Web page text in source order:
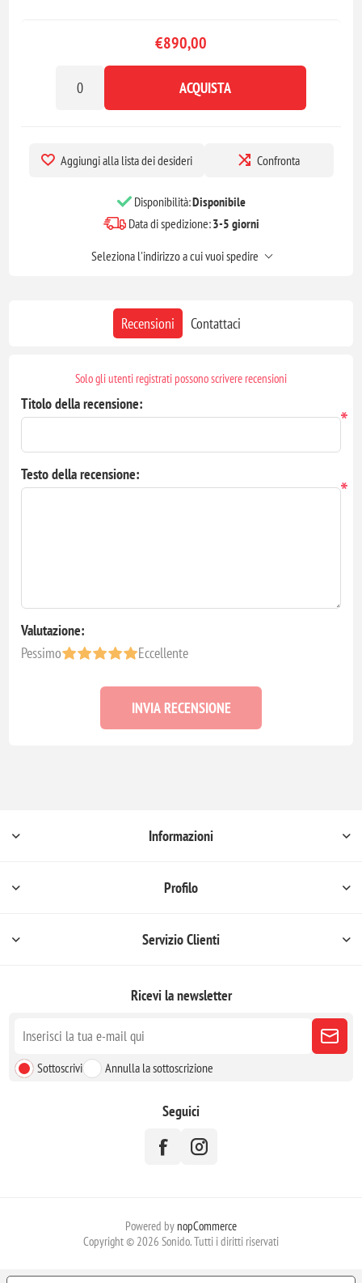
€890,00
ACQUISTA
Aggiungi alla lista dei desideri Confronta
Disponibilità:Disponibile
Data di spedizione:3-5 giorni
Seleziona l'indirizzo a cui vuoi spedire
Recensioni Contattaci
Solo gli utenti registrati possono scrivere recensioni
Titolo della recensione:
*
Testo della recensione:
*
Valutazione:
Pessimo
Eccellente
INVIA RECENSIONE
Informazioni
Profilo
Servizio Clienti
Ricevi la newsletter
Sottoscrivi Annulla la sottoscrizione
Seguici
Powered by nopCommerce
Copyright © 2026 Sonido. Tutti i diritti riservati